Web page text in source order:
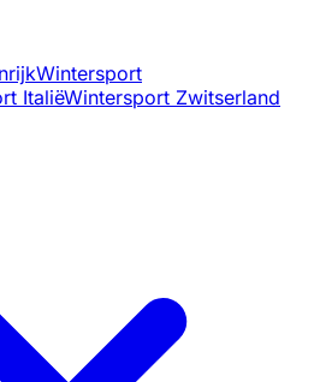
Wintersport
ItaliëWintersport Zwitserland